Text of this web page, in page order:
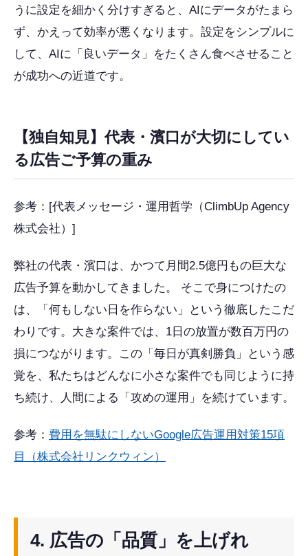
うに設定を細かく分けすぎると、AIにデータがたまら
ず、かえって効率が悪くなります。設定をシンプルに
して、AIに「良いデータ」をたくさん食べさせること
が成功への近道です。
【独自知見】代表・濱口が大切にしてい
る広告ご予算の重み
参考：[代表メッセージ・運用哲学（ClimbUp Agency
株式会社）]
弊社の代表・濱口は、かつて月間2.5億円もの巨大な
広告予算を動かしてきました。 そこで身につけたの
は、「何もしない日を作らない」という徹底したこだ
わりです。大きな案件では、1日の放置が数百万円の
損につながります。この「毎日が真剣勝負」という感
覚を、私たちはどんなに小さな案件でも同じように持
ち続け、人間による「攻めの運用」を続けています。
参考： 費用を無駄にしないGoogle広告運用対策15項
目（株式会社リンクウィン）
4. 広告の「品質」を上げれ